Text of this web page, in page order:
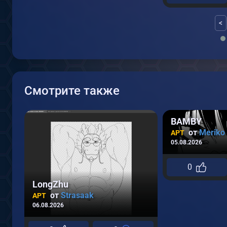
<
Смотрите также
LongZhu
АРТ отStrasaak
06.08.2026
BAMBY
АРТ отMeriko
05.08.2026
0